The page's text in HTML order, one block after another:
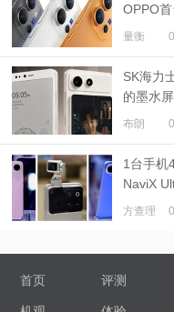
OPPO
Phone
量衡
SK海力
的墨水
布朗
1台手机
NaviX
推公平
方查理
首页 评测